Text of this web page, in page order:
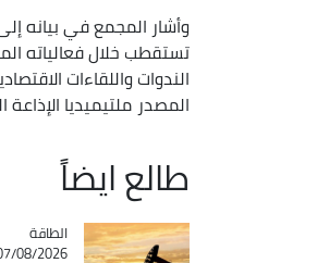
الندوات واللقاءات
المصدر ملتيميديا الإذاعة
طالع ايضاً
Catégorie
الطاقة
08/2026 - 09:03